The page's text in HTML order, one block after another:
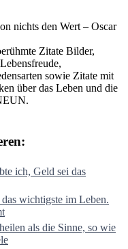
nichts den Wert – Oscar
Zitate Bilder,
sowie Zitate mit
über das Leben und die
wichtigste im Leben.